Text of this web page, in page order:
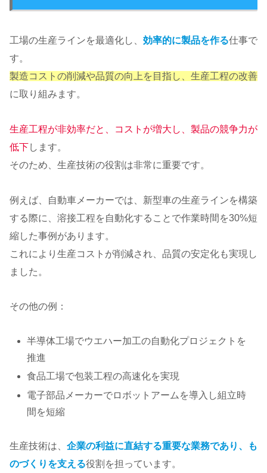
工場の生産ラインを最適化し、 効率的に製品を作る仕事で
す。
製造コストの削減や品質の向上を目指し、生産工程の改善
に取り組みます。
生産工程が非効率だと、コストが増大し、製品の競争力が
低下します。
そのため、生産技術の役割は非常に重要です。
例えば、自動車メーカーでは、新型車の生産ラインを構築
する際に、溶接工程を自動化することで作業時間を30%短
縮した事例があります。
これにより生産コストが削減され、品質の安定化も実現し
ました。
その他の例：
半導体工場でウエハー加工の自動化プロジェクトを
推進
食品工場で包装工程の高速化を実現
電子部品メーカーでロボットアームを導入し組立時
間を短縮
生産技術は、 企業の利益に直結する重要な業務であり、も
のづくりを支える役割を担っています。